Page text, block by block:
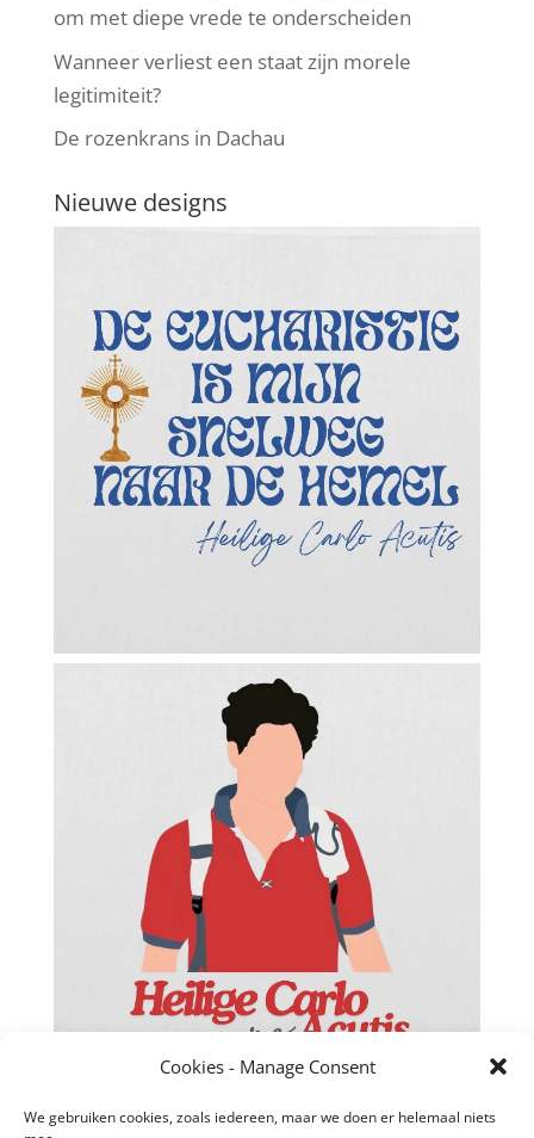
Cookies - Manage Consent
We gebruiken cookies, zoals iedereen, maar we doen er helemaal niets
om met diepe vrede te onderscheiden
Wanneer verliest een staat zijn morele
legitimiteit?
De rozenkrans in Dachau
Nieuwe designs
Facebook
Twitter